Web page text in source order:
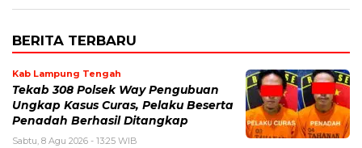
BERITA TERBARU
Kab Lampung Tengah
Tekab 308 Polsek Way Pengubuan
Ungkap Kasus Curas, Pelaku Beserta
Penadah Berhasil Ditangkap
Sabtu, 8 Agu 2026 - 13:25 WIB